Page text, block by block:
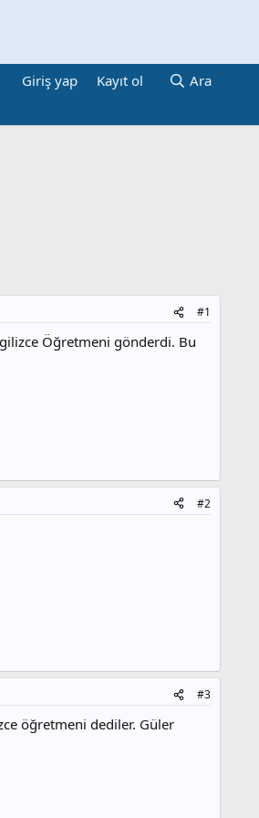
Giriş yap Kayıt ol Ara
#1
Öğretmeni gönderdi. Bu
#2
#3
öğretmeni dediler. Güler